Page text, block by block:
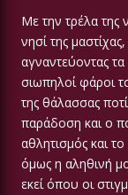
Με την τρέλα της
νησί της
αγναντεύοντας
σιωπηλοί φάροι
της θάλασσας
παράδοση και ο
αθλητισμός και
όμως η αληθινή
εκεί όπου οι